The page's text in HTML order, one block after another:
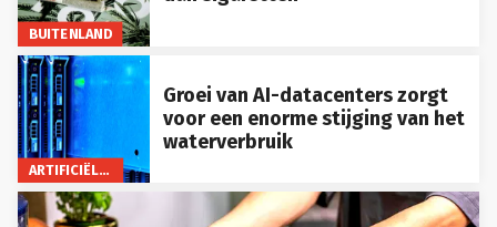
BUITENLAND
ARTIFICIËLE INTELLIGENTIE
Groei van AI-datacenters zorgt
voor een enorme stijging van het
waterverbruik